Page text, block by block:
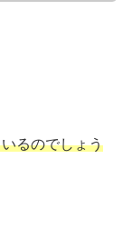
るのでしょう